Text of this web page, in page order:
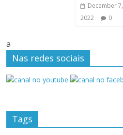
December 7,
2022
0
a
Nas redes sociais
Tags